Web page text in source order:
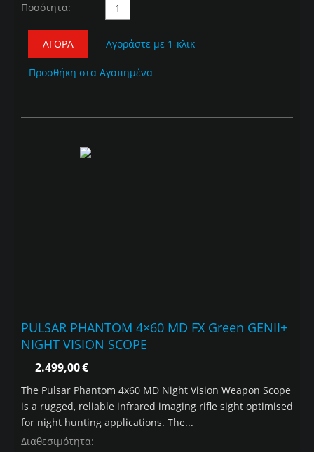
Ποσότητα:
ΑΓΟΡΆ Αγοράστε με 1-κλικ
Προσθήκη στα Αγαπημένα
PULSAR PHANTOM 4×60 MD FX Green GENII+
NIGHT VISION SCOPE
2.499,00€
The Pulsar Phantom 4x60 MD Night Vision Weapon Scope
is a rugged, reliable infrared imaging rifle sight optimised
for night hunting applications. The...
Διαθεσιμότητα: